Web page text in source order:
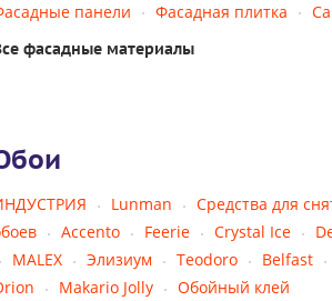
панели Фасадная плитка
фасадные материалы
Lunman
Средства для
Accento Feerie Crystal Ice
MALEX
Элизиум Teodoro Belfast
Makario Jolly Обойный клей